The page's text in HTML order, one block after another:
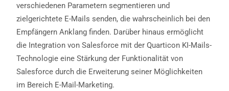
verschiedenen Parametern segmentieren und
zielgerichtete E-Mails senden, die wahrscheinlich bei den
Empfängern Anklang finden. Darüber hinaus ermöglicht
die Integration von Salesforce mit der Quarticon KI-Mails-
Technologie eine Stärkung der Funktionalität von
Salesforce durch die Erweiterung seiner Möglichkeiten
im Bereich E-Mail-Marketing.